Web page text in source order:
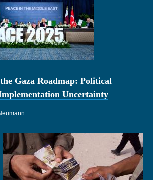
Gaza Roadmap: Political
Uncertainty